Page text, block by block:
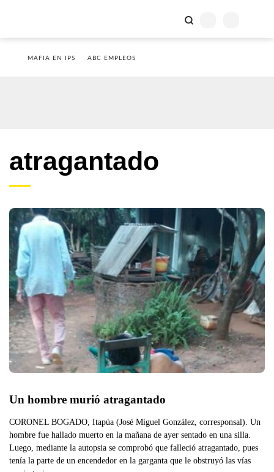
MAFIA EN IPS ABC EMPLEOS
atragantado
Un hombre murió atragantado
CORONEL BOGADO, Itapúa (José Miguel González, corresponsal). Un
hombre fue hallado muerto en la mañana de ayer sentado en una silla.
Luego, mediante la autopsia se comprobó que falleció atragantado, pues
tenía la parte de un encendedor en la garganta que le obstruyó las vías